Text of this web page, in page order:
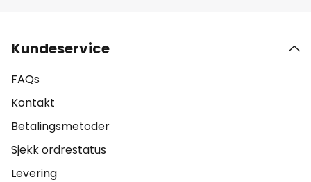
Kundeservice
FAQs
Kontakt
Betalingsmetoder
Sjekk ordrestatus
Levering